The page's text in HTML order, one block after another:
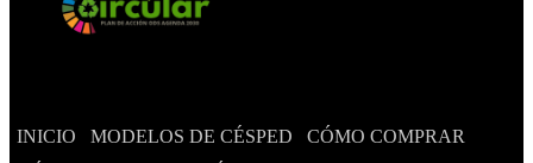
INICIO MODELOS DE CÉSPED
CÓMO COMPRAR